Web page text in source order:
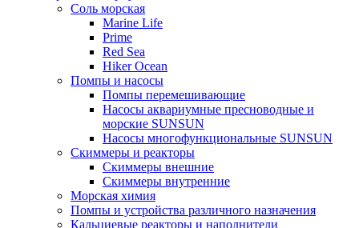
Соль морская
Marine Life
Prime
Red Sea
Hiker Ocean
Помпы и насосы
Помпы перемешивающие
Насосы аквариумные пресноводные и
морские SUNSUN
Насосы многофункциональные SUNSUN
Скиммеры и реакторы
Скиммеры внешние
Скиммеры внутренние
Морская химия
Помпы и устройства различного назначения
Кальциевые реакторы и наполнители